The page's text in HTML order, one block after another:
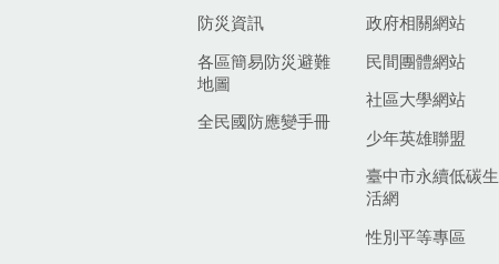
防災資訊
各區簡易防災避難
地圖
全民國防應變手冊
政府相關網站
民間團體網站
社區大學網站
少年英雄聯盟
臺中市永續低碳生
活網
性別平等專區